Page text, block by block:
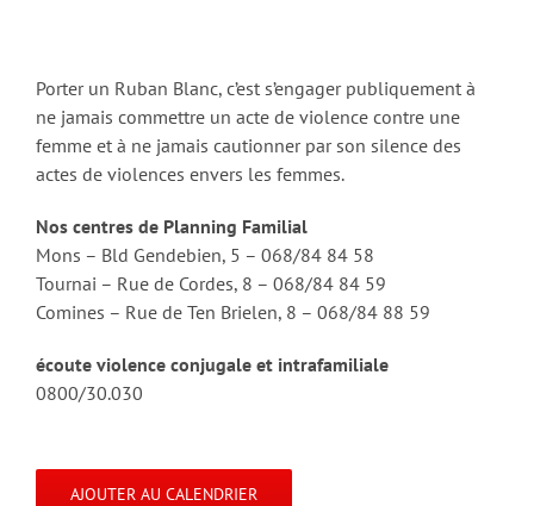
Porter un Ruban Blanc, c’est s’engager publiquement à
ne jamais commettre un acte de violence contre une
femme et à ne jamais cautionner par son silence des
actes de violences envers les femmes.
Nos centres de Planning Familial
Mons – Bld Gendebien, 5 – 068/84 84 58
Tournai – Rue de Cordes, 8 – 068/84 84 59
Comines – Rue de Ten Brielen, 8 – 068/84 88 59
écoute violence conjugale et intrafamiliale
0800/30.030
AJOUTER AU CALENDRIER